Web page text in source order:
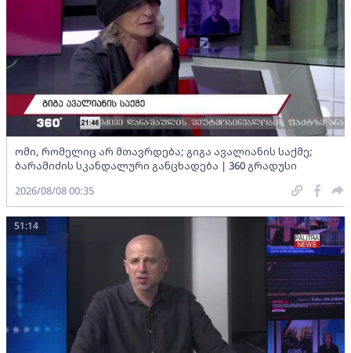
ომი, რომელიც არ მთავრდება; გიგა ავალიანის საქმე;
ბარამიძის სკანდალური განცხადება | 360 გრადუსი
2026/08/08 00:35
51:14